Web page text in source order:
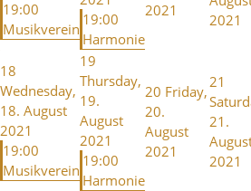
19:00
Musikverein
19:00
Harmonie
2021
2021
18
Wednesday,
18. August
2021
19:00
Musikverein
19
Thursday,
19.
August
2021
19:00
Harmonie
20 Friday,
20.
August
2021
21
21.
2021